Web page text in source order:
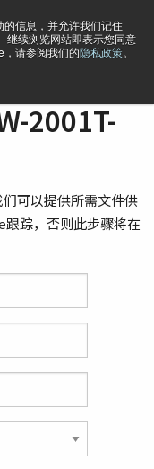
信息，并允许我们记住
继续浏览网站即表示您同意
请参阅我们的隐私政策。
2001T-
可以提供所需文件供
踪，否则此步骤将在